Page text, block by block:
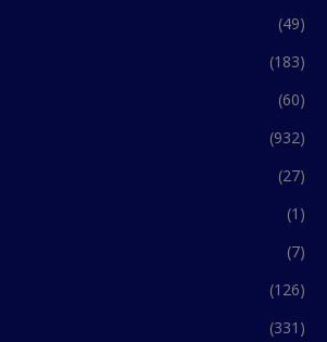
(49)
(183)
(60)
(932)
(27)
(1)
(7)
(126)
(331)